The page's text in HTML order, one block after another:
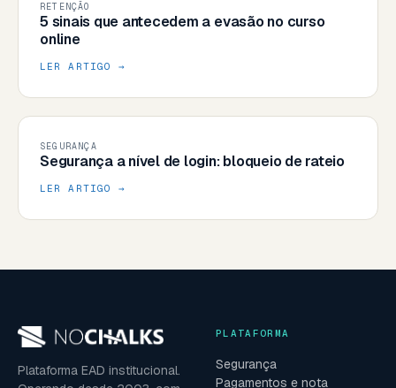
RETENÇÃO
5 sinais que antecedem a evasão no curso
online
LER ARTIGO →
SEGURANÇA
Segurança a nível de login: bloqueio de rateio
LER ARTIGO →
Plataforma EAD institucional.
PLATAFORMA
Segurança
Pagamentos e nota